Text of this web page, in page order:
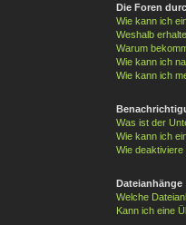
Die Foren
Wie kann ich
Weshalb
Warum
Wie kann ich
Wie kann ich
Was ist der
Wie kann ich
Wie
Dateianhänge
Welche
Kann ich eine